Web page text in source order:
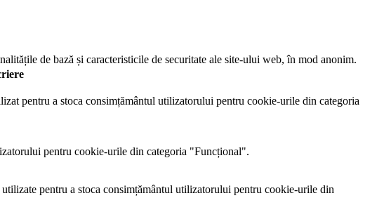
de bază și caracteristicile de securitate ale site-ului web, în mod anonim.
pentru a stoca consimțământul utilizatorului pentru cookie-urile din categoria
pentru cookie-urile din categoria "Funcțional".
pentru a stoca consimțământul utilizatorului pentru cookie-urile din